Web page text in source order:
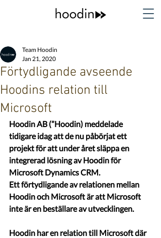
Förtydligande avseende
Hoodins relation till
Microsoft
Team Hoodin
Jan 21, 2020
Hoodin AB (”Hoodin) meddelade
tidigare idag att de nu påbörjat ett
projekt för att under året släppa en
integrerad lösning av Hoodin för
Microsoft Dynamics CRM.
Ett förtydligande av relationen mellan
Hoodin och Microsoft är att Microsoft
inte är en beställare av utvecklingen.
Hoodin har en relation till Microsoft där